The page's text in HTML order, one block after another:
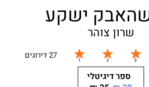
ישקע
שרון צוהר
27 דירוגים
ספר דיגיטלי